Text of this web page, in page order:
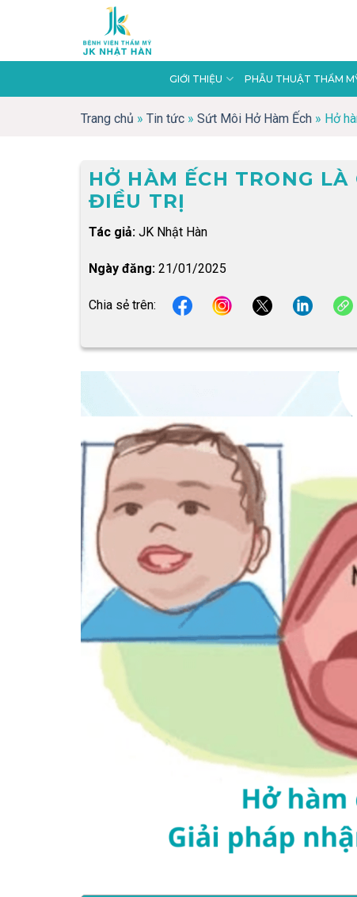
GIỚI THIỆU PHẪU THUẬT THẨM
Trang chủ » Tin tức » Sứt Môi Hở Hàm Ếch » Hở
HỞ HÀM ẾCH TRONG
ĐIỀU TRỊ
Tác giả:JK Nhật Hàn
Ngày đăng:21/01/2025
Chia sẻ trên: